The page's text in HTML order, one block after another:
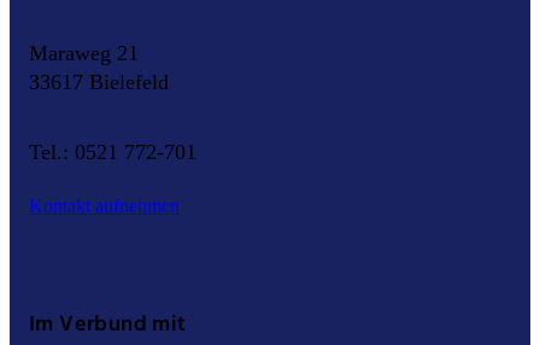
Maraweg 21
33617 Bielefeld
Tel.: 0521 772-701
Kontakt aufnehmen
Im Verbund mit